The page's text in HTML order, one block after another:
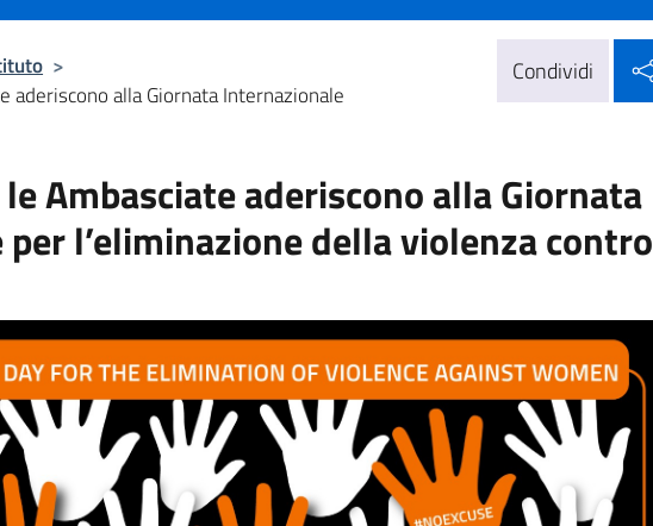
>
aderiscono alla Giornata Internazionale
Condividi
le Ambasciate aderiscono alla Giornata
l’eliminazione della violenza contro